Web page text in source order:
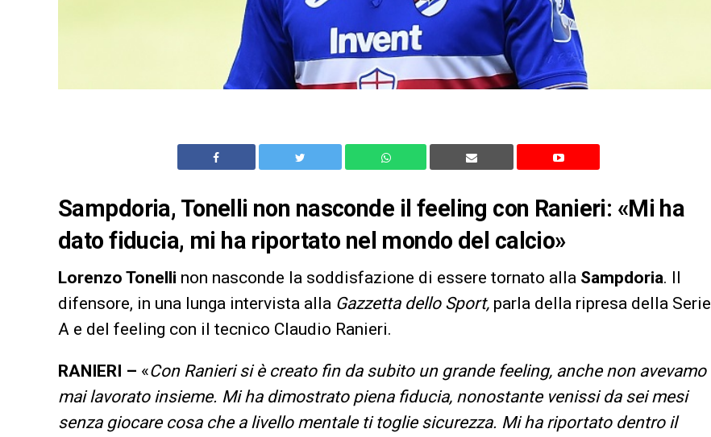
Sampdoria, Tonelli non nasconde il feeling con Ranieri: «Mi ha
dato fiducia, mi ha riportato nel mondo del calcio»
Lorenzo Tonelli non nasconde la soddisfazione di essere tornato alla Sampdoria. Il
difensore, in una lunga intervista alla Gazzetta dello Sport, parla della ripresa della Serie
A e del feeling con il tecnico Claudio Ranieri.
RANIERI – «Con Ranieri si è creato fin da subito un grande feeling, anche non avevamo
mai lavorato insieme. Mi ha dimostrato piena fiducia, nonostante venissi da sei mesi
senza giocare cosa che a livello mentale ti toglie sicurezza. Mi ha riportato dentro il